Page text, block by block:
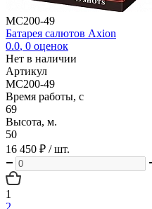
MC200-49
Батарея салютов Axion
0.0, 0 оценок
Нет в наличии
Артикул
MC200-49
Время работы, с
69
Высота, м.
50
16 450 ₽ / шт.
1
2